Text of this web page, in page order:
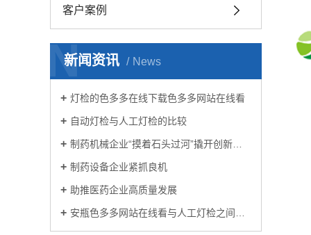
客户案例
新闻资讯 News
N
灯检的色多多在线下载色多多网站在线看
自动灯检与人工灯检的比较
制药机械企业“摸着石头过河”撬开创新大门
制药设备企业紧抓良机
助推医药企业高质量发展
安瓶色多多网站在线看与人工灯检之间的“较量”